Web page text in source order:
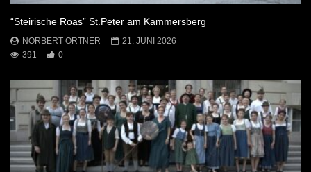
“Steirische Roas” St.Peter am Kammersberg
NORBERT ORTNER
21. JUNI 2026
391
0